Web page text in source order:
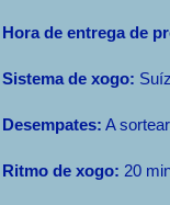
Hora de entrega de
Sistema de xogo:
Desempates: A
Ritmo de xogo: 20